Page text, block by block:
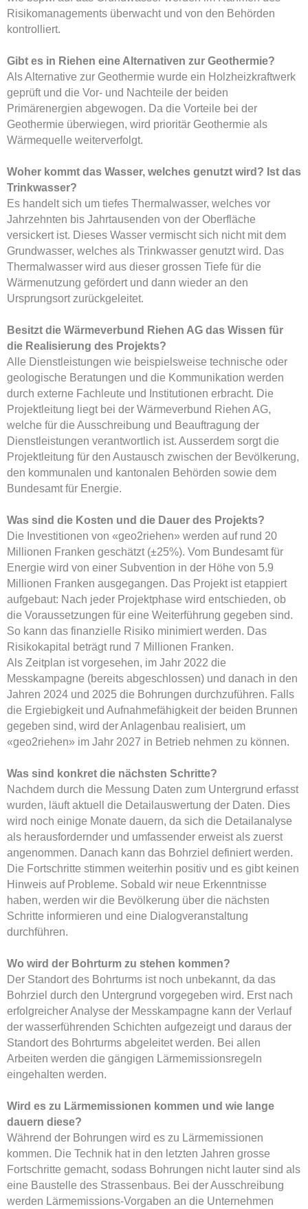
Risikomanagements überwacht und von den Behörden
kontrolliert.
Gibt es in Riehen eine Alternativen zur Geothermie?
Als Alternative zur Geothermie wurde ein Holzheizkraftwerk
geprüft und die Vor- und Nachteile der beiden
Primärenergien abgewogen. Da die Vorteile bei der
Geothermie überwiegen, wird prioritär Geothermie als
Wärmequelle weiterverfolgt.
Woher kommt das Wasser, welches genutzt wird? Ist das
Trinkwasser?
Es handelt sich um tiefes Thermalwasser, welches vor
Jahrzehnten bis Jahrtausenden von der Oberfläche
versickert ist. Dieses Wasser vermischt sich nicht mit dem
Grundwasser, welches als Trinkwasser genutzt wird. Das
Thermalwasser wird aus dieser grossen Tiefe für die
Wärmenutzung gefördert und dann wieder an den
Ursprungsort zurückgeleitet.
Besitzt die Wärmeverbund Riehen AG das Wissen für
die Realisierung des Projekts?
Alle Dienstleistungen wie beispielsweise technische oder
geologische Beratungen und die Kommunikation werden
durch externe Fachleute und Institutionen erbracht. Die
Projektleitung liegt bei der Wärmeverbund Riehen AG,
welche für die Ausschreibung und Beauftragung der
Dienstleistungen verantwortlich ist. Ausserdem sorgt die
Projektleitung für den Austausch zwischen der Bevölkerung,
den kommunalen und kantonalen Behörden sowie dem
Bundesamt für Energie.
Was sind die Kosten und die Dauer des Projekts?
Die Investitionen von «geo2riehen» werden auf rund 20
Millionen Franken geschätzt (±25%). Vom Bundesamt für
Energie wird von einer Subvention in der Höhe von 5.9
Millionen Franken ausgegangen. Das Projekt ist etappiert
aufgebaut: Nach jeder Projektphase wird entschieden, ob
die Voraussetzungen für eine Weiterführung gegeben sind.
So kann das finanzielle Risiko minimiert werden. Das
Risikokapital beträgt rund 7 Millionen Franken.
Als Zeitplan ist vorgesehen, im Jahr 2022 die
Messkampagne (bereits abgeschlossen) und danach in den
Jahren 2024 und 2025 die Bohrungen durchzuführen. Falls
die Ergiebigkeit und Aufnahmefähigkeit der beiden Brunnen
gegeben sind, wird der Anlagenbau realisiert, um
«geo2riehen» im Jahr 2027 in Betrieb nehmen zu können.
Was sind konkret die nächsten Schritte?
Nachdem durch die Messung Daten zum Untergrund erfasst
wurden, läuft aktuell die Detailauswertung der Daten. Dies
wird noch einige Monate dauern, da sich die Detailanalyse
als herausfordernder und umfassender erweist als zuerst
angenommen. Danach kann das Bohrziel definiert werden.
Die Fortschritte stimmen weiterhin positiv und es gibt keinen
Hinweis auf Probleme. Sobald wir neue Erkenntnisse
haben, werden wir die Bevölkerung über die nächsten
Schritte informieren und eine Dialogveranstaltung
durchführen.
Wo wird der Bohrturm zu stehen kommen?
Der Standort des Bohrturms ist noch unbekannt, da das
Bohrziel durch den Untergrund vorgegeben wird. Erst nach
erfolgreicher Analyse der Messkampagne kann der Verlauf
der wasserführenden Schichten aufgezeigt und daraus der
Standort des Bohrturms abgeleitet werden. Bei allen
Arbeiten werden die gängigen Lärmemissionsregeln
eingehalten werden.
Wird es zu Lärmemissionen kommen und wie lange
dauern diese?
Während der Bohrungen wird es zu Lärmemissionen
kommen. Die Technik hat in den letzten Jahren grosse
Fortschritte gemacht, sodass Bohrungen nicht lauter sind als
eine Baustelle des Strassenbaus. Bei der Ausschreibung
werden Lärmemissions-Vorgaben an die Unternehmen